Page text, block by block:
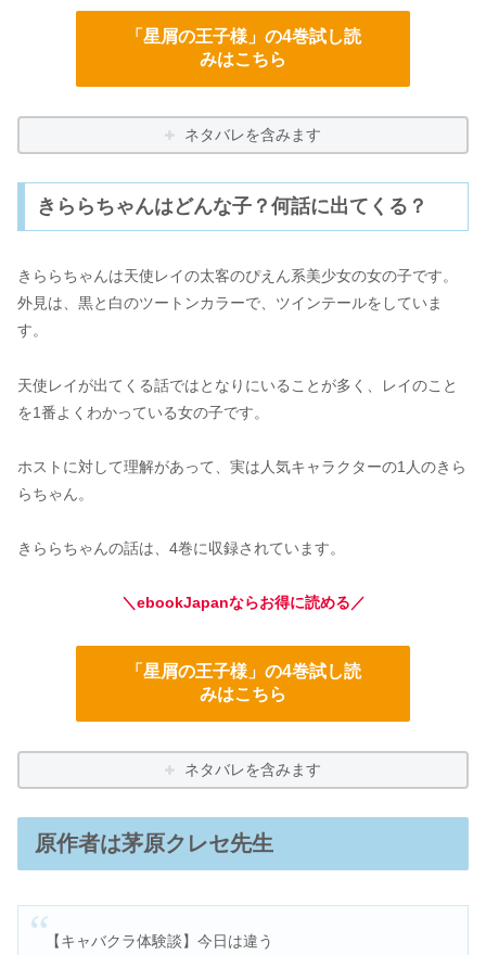
「星屑の王子様」の4巻試し読
みはこちら
ネタバレを含みます
きららちゃんはどんな子？何話に出てくる？
きららちゃんは天使レイの太客のぴえん系美少女の女の子です。
外見は、黒と白のツートンカラーで、ツインテールをしていま
す。
天使レイが出てくる話ではとなりにいることが多く、レイのこと
を1番よくわかっている女の子です。
ホストに対して理解があって、実は人気キャラクターの1人のきら
らちゃん。
きららちゃんの話は、4巻に収録されています。
＼ebookJapanならお得に読める／
「星屑の王子様」の4巻試し読
みはこちら
ネタバレを含みます
原作者は茅原クレセ先生
【キャバクラ体験談】今日は違う